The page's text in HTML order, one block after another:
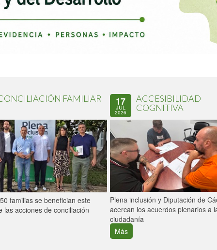
FAMILIAR
familias se benefician este
las acciones de conciliación
17
JUL
2026
ACCESIBILIDAD
COGNITIVA
Plena inclusión y Diputación de
acercan los acuerdos plenarios a
ciudadanía
Más